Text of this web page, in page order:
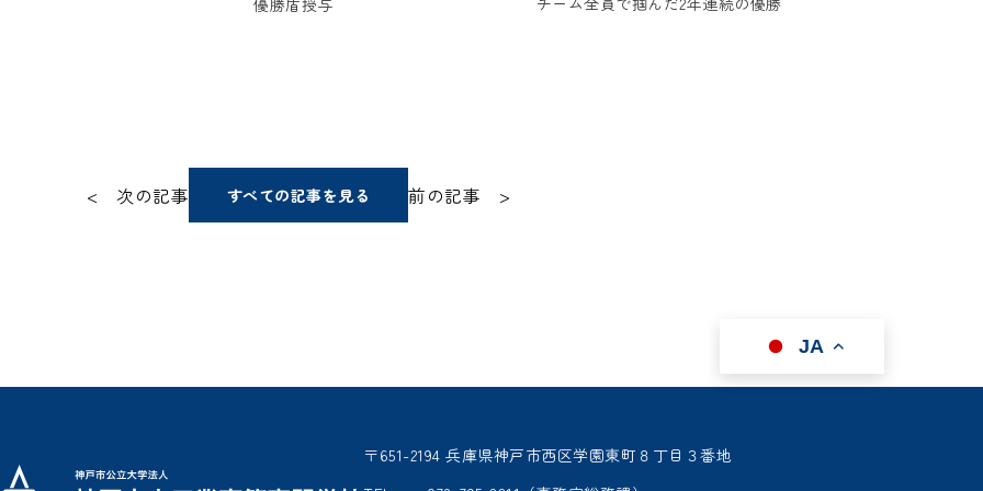
優勝盾授与
< 次の記事 すべての記事を見る 前の記事 >
JA
〒651-2194 兵庫県神戸市西区学園東町８丁目３番地